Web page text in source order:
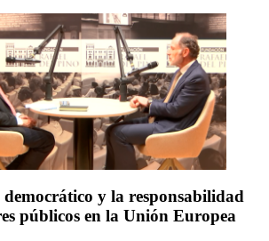
y la responsabilidad
públicos en la Unión Europea